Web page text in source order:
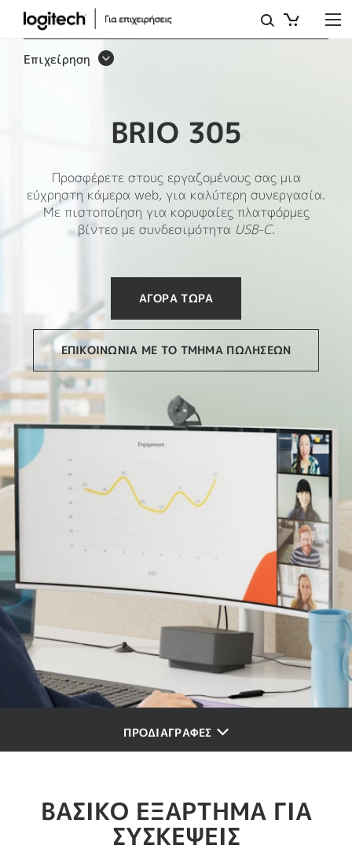
ΕΠΑΓΓΕΛΜΑΤΙΚΉ
ΚΆΜΕΡΑ
Επιχείρηση
BRIO 305
Προσφέρετε στους εργαζομένους σας μια
εύχρηστη κάμερα web, για καλύτερη συνεργασία.
Με πιστοποίηση για κορυφαίες πλατφόρμες
βίντεο με συνδεσιμότητα USB-C.
ΑΓΟΡΆ ΤΏΡΑ
ΕΠΙΚΟΙΝΩΝΊΑ ΜΕ ΤΟ ΤΜΉΜΑ ΠΩΛΉΣΕΩΝ
ΠΡΟΔΙΑΓΡΑΦΕΣ
ΒΑΣΙΚΟ ΕΞΑΡΤΗΜΑ ΓΙΑ
ΣΥΣΚΕΨΕΙΣ